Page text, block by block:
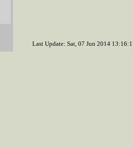
Last Update: Sat, 07 Jun 2014